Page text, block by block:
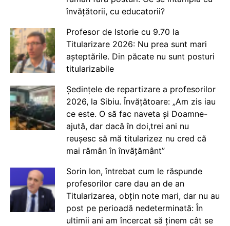
învățătorii, cu educatorii?
Profesor de Istorie cu 9.70 la
Titularizare 2026: Nu prea sunt mari
așteptările. Din păcate nu sunt posturi
titularizabile
Ședințele de repartizare a profesorilor
2026, la Sibiu. Învățătoare: „Am zis iau
ce este. O să fac naveta și Doamne-
ajută, dar dacă în doi,trei ani nu
reușesc să mă titularizez nu cred că
mai rămân în învățământ”
Sorin Ion, întrebat cum le răspunde
profesorilor care dau an de an
Titularizarea, obțin note mari, dar nu au
post pe perioadă nedeterminată: În
ultimii ani am încercat să ținem cât se